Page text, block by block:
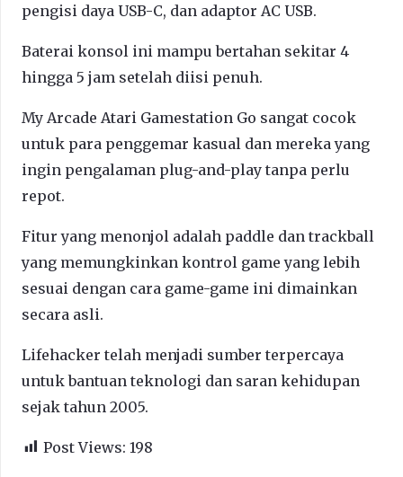
pengisi daya USB-C, dan adaptor AC USB.
Baterai konsol ini mampu bertahan sekitar 4
hingga 5 jam setelah diisi penuh.
My Arcade Atari Gamestation Go sangat cocok
untuk para penggemar kasual dan mereka yang
ingin pengalaman plug-and-play tanpa perlu
repot.
Fitur yang menonjol adalah paddle dan trackball
yang memungkinkan kontrol game yang lebih
sesuai dengan cara game-game ini dimainkan
secara asli.
Lifehacker telah menjadi sumber terpercaya
untuk bantuan teknologi dan saran kehidupan
sejak tahun 2005.
Post Views: 198